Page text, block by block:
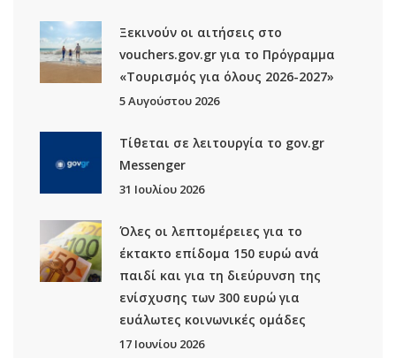
Ξεκινούν οι αιτήσεις στο
vouchers.gov.gr για το Πρόγραμμα
«Τουρισμός για όλους 2026-2027»
5 Αυγούστου 2026
Τίθεται σε λειτουργία το gov.gr
Μessenger
31 Ιουλίου 2026
Όλες οι λεπτομέρειες για το
έκτακτο επίδομα 150 ευρώ ανά
παιδί και για τη διεύρυνση της
ενίσχυσης των 300 ευρώ για
ευάλωτες κοινωνικές ομάδες
17 Ιουνίου 2026